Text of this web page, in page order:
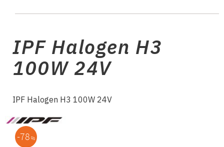
IPF Halogen H3
100W 24V
IPF Halogen H3 100W 24V
78 %